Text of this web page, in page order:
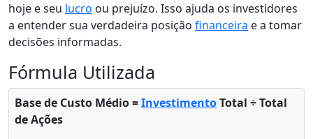
hoje e seu lucro ou prejuízo. Isso ajuda os investidores
a entender sua verdadeira posição financeira e a tomar
decisões informadas.
Fórmula Utilizada
Base de Custo Médio =InvestimentoTotal ÷ Total
de Ações